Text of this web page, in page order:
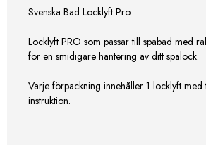
Svenska Bad Locklyft Pro
Locklyft PRO som passar till spabad med
för en smidigare hantering av ditt spalock.
Varje förpackning innehåller 1 locklyft
instruktion.